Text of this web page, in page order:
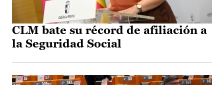
CLM bate su récord de afiliación a
la Seguridad Social